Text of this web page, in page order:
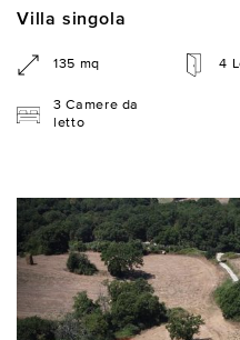
Villa singola
135 mq 4
3 Camere da
letto